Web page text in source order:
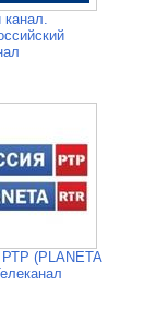
РТР (PLANETA